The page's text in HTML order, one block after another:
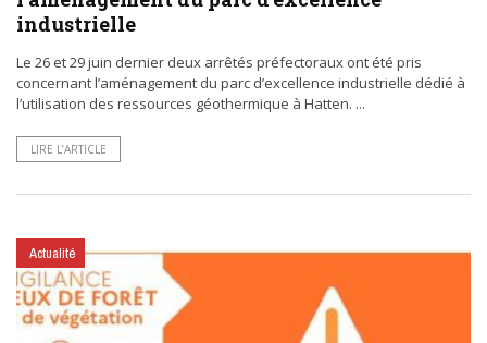
industrielle
Le 26 et 29 juin dernier deux arrêtés préfectoraux ont été pris
concernant l’aménagement du parc d’excellence industrielle dédié à
l’utilisation des ressources géothermique à Hatten. ...
LIRE L’ARTICLE
Actualité